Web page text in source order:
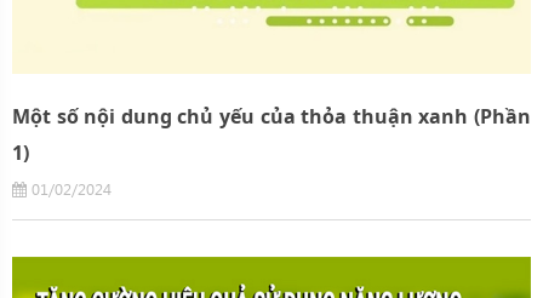
Một số nội dung chủ yếu của thỏa thuận xanh (Phần
1)
01/02/2024